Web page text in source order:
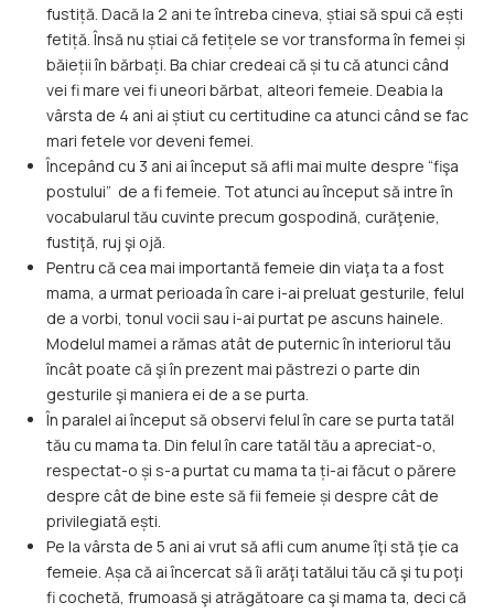
fustiță. Dacă la 2 ani te întreba cineva, știai să spui că ești
fetiță. Însă nu știai că fetițele se vor transforma în femei și
băieții în bărbați. Ba chiar credeai că și tu că atunci când
vei fi mare vei fi uneori bărbat, alteori femeie. Deabia la
vârsta de 4 ani ai știut cu certitudine ca atunci când se fac
mari fetele vor deveni femei.
Începând cu 3 ani ai început să afli mai multe despre “fişa
postului” de a fi femeie. Tot atunci au început să intre în
vocabularul tău cuvinte precum gospodină, curăţenie,
fustiţă, ruj şi ojă.
Pentru că cea mai importantă femeie din viaţa ta a fost
mama, a urmat perioada în care i-ai preluat gesturile, felul
de a vorbi, tonul vocii sau i-ai purtat pe ascuns hainele.
Modelul mamei a rămas atât de puternic în interiorul tău
încât poate că şi în prezent mai păstrezi o parte din
gesturile şi maniera ei de a se purta.
În paralel ai început să observi felul în care se purta tatăl
tău cu mama ta. Din felul în care tatăl tău a apreciat-o,
respectat-o și s-a purtat cu mama ta ți-ai făcut o părere
despre cât de bine este să fii femeie și despre cât de
privilegiată ești.
Pe la vârsta de 5 ani ai vrut să afli cum anume îţi stă ţie ca
femeie. Așa că ai încercat să îi arăţi tatălui tău că şi tu poţi
fi cochetă, frumoasă şi atrăgătoare ca şi mama ta, deci că